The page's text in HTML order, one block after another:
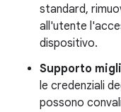
standard,
all'utente
dispositivo.
Supporto
le credenziali
possono